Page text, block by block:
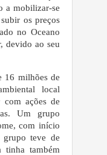
a mobilizar-se
os preços
no Oceano
devido ao seu
16 milhões de
local
com ações de
Um grupo
com início
grupo teve de
tinha também